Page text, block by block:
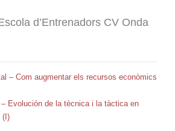
d’Entrenadors CV Onda
– Com augmentar els recursos econòmics
– Evolución de la tècnica i la tàctica en
(I)